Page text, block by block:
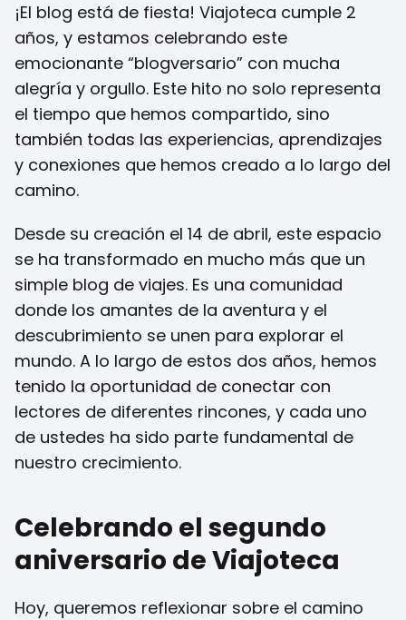
¡El blog está de fiesta! Viajoteca cumple 2
años, y estamos celebrando este
emocionante “blogversario” con mucha
alegría y orgullo. Este hito no solo representa
el tiempo que hemos compartido, sino
también todas las experiencias, aprendizajes
y conexiones que hemos creado a lo largo del
camino.
Desde su creación el 14 de abril, este espacio
se ha transformado en mucho más que un
simple blog de viajes. Es una comunidad
donde los amantes de la aventura y el
descubrimiento se unen para explorar el
mundo. A lo largo de estos dos años, hemos
tenido la oportunidad de conectar con
lectores de diferentes rincones, y cada uno
de ustedes ha sido parte fundamental de
nuestro crecimiento.
Celebrando el segundo
aniversario de Viajoteca
Hoy, queremos reflexionar sobre el camino